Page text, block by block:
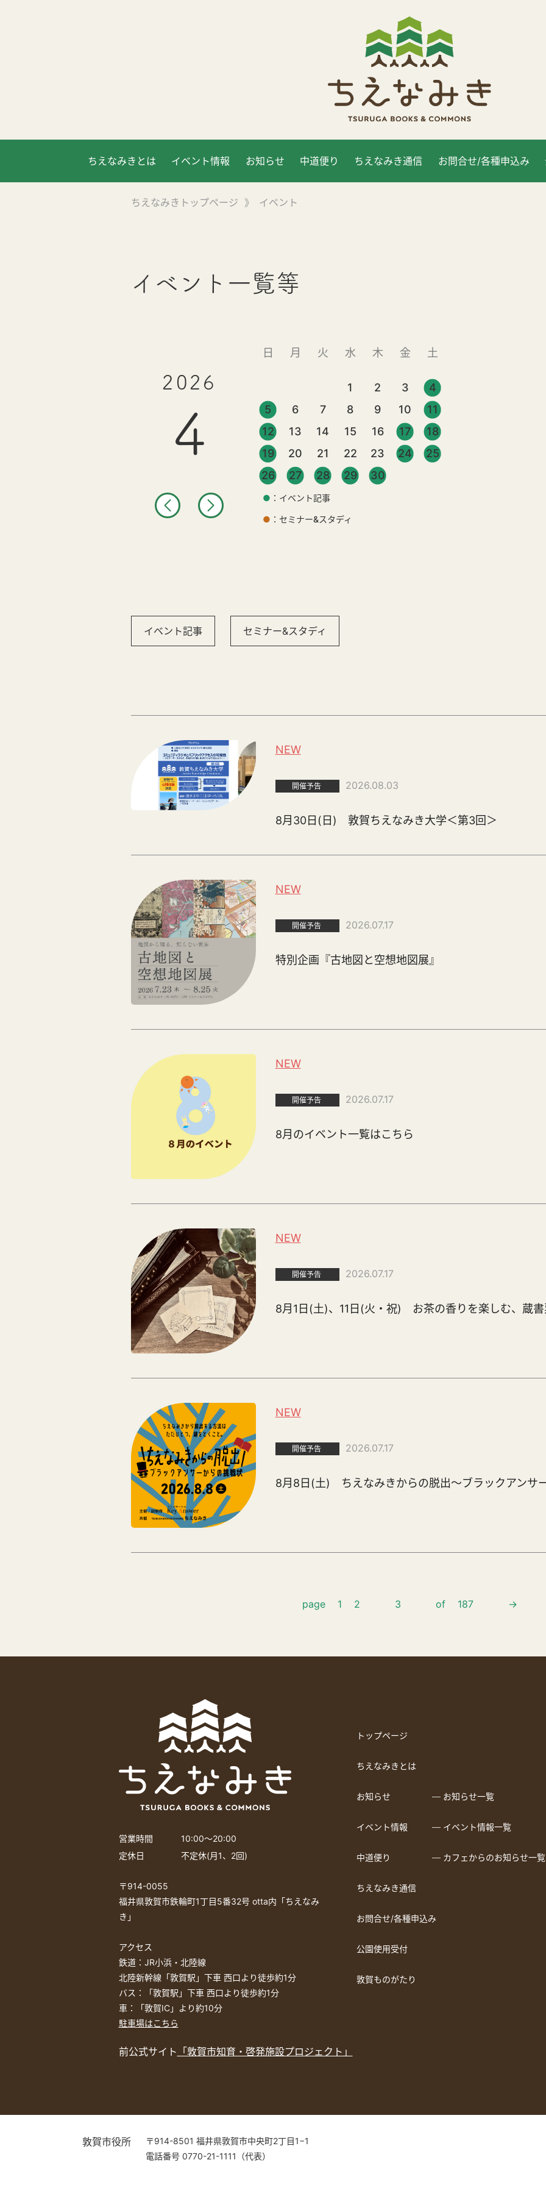
ちえなみきとは イベント情報 お知らせ 中道便り ちえなみき通信 お問合せ/各種申込み
ちえなみきトップページ 》 イベント
イベント一覧等
2026
4
日 月 火 水 木 金 土
1 2 3
4
5
6 7 8 9 10
11
12
13 14 15 16 17
18
19
20 21 22 23 24
25
26
27 28 29 30
● ：イベント記事
● ：セミナー&スタディ
イベント記事 セミナー&スタディ
NEW
開催予告 2026.08.03
8月30日(日) 敦賀ちえなみき大学＜第3回＞
NEW
開催予告 2026.07.17
特別企画『古地図と空想地図展』
NEW
開催予告 2026.07.17
8月のイベント一覧はこちら
NEW
開催予告 2026.07.17
8月1日(土)、11日(火・祝) お茶の香りを楽しむ、蔵
NEW
開催予告 2026.07.17
8月8日(土) ちえなみきからの脱出～ブラックアンサ
page 1 2 3 of 187 →
営業時間
10:00〜20:00
定休日
不定休(月1、2回)
〒914-0055
福井県敦賀市鉄輪町1丁目5番32号 otta内「ちえなみ
き」
アクセス
鉄道：JR小浜・北陸線
北陸新幹線「敦賀駅」下車 西口より徒歩約1分
バス：「敦賀駅」下車 西口より徒歩約1分
車：「敦賀IC」より約10分
駐車場はこちら
トップページ
ちえなみきとは
お知らせ ― お知らせ一覧
イベント情報 ― イベント情報一覧
中道便り ― カフェからのお知らせ一覧
ちえなみき通信
お問合せ/各種申込み
公園使用受付
敦賀ものがたり
前公式サイト 「敦賀市知育・啓発施設プロジェクト」
敦賀市役所
〒914-8501 福井県敦賀市中央町2丁目1−1
電話番号 0770-21-1111（代表）